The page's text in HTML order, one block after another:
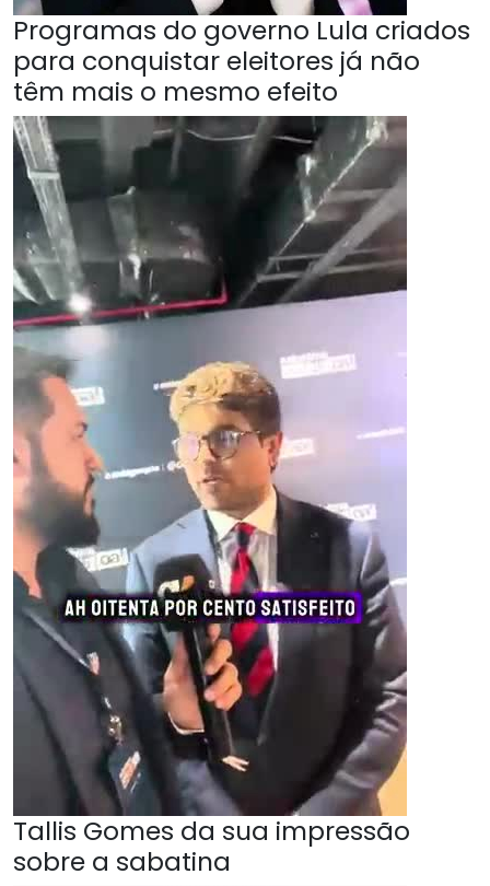
Programas do governo Lula criados
para conquistar eleitores já não
têm mais o mesmo efeito
Tallis Gomes da sua impressão
sobre a sabatina